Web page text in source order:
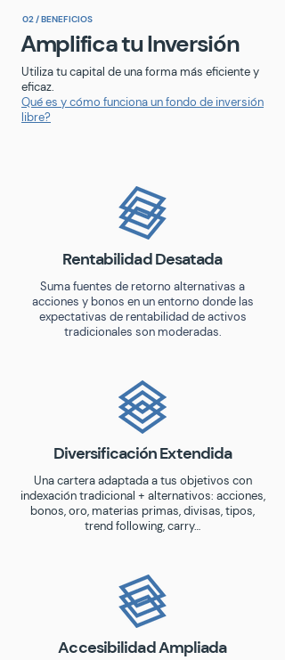
02 / BENEFICIOS
Amplifica tu Inversión
Utiliza tu capital de una forma más eficiente y
eficaz.
Qué es y cómo funciona un fondo de inversión
libre?
Rentabilidad Desatada
Suma fuentes de retorno alternativas a
acciones y bonos en un entorno donde las
expectativas de rentabilidad de activos
tradicionales son moderadas.
Diversificación Extendida
Una cartera adaptada a tus objetivos con
indexación tradicional + alternativos: acciones,
bonos, oro, materias primas, divisas, tipos,
trend following, carry…
Accesibilidad Ampliada